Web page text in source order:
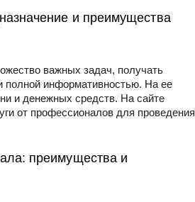
и преимущества
важных задач, получать
полной информативностью. На ее
и денежных средств. На сайте
от профессионалов для проведения
преимущества и